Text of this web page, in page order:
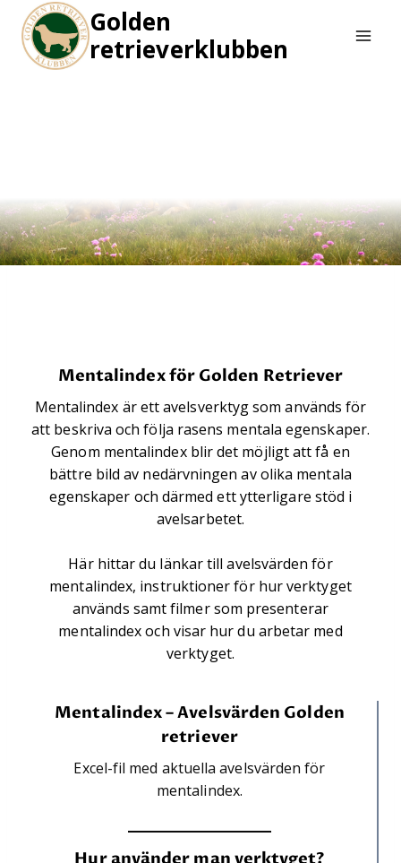
content
Golden
retrieverklubben
Mentalindex för Golden Retriever
Mentalindex är ett avelsverktyg som används för
att beskriva och följa rasens mentala egenskaper.
Genom mentalindex blir det möjligt att få en
bättre bild av nedärvningen av olika mentala
egenskaper och därmed ett ytterligare stöd i
avelsarbetet.
Här hittar du länkar till avelsvärden för
mentalindex, instruktioner för hur verktyget
används samt filmer som presenterar
mentalindex och visar hur du arbetar med
verktyget.
Mentalindex – Avelsvärden Golden
retriever
Excel-fil med aktuella avelsvärden för
mentalindex.